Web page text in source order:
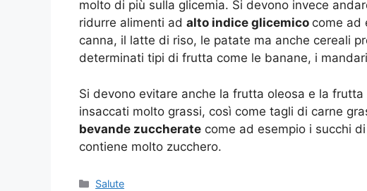
molto di più sulla glicemia. Si devono invece
ridurre alimenti ad alto indice glicemico come ad
canna, il latte di riso, le patate ma anche cereali
determinati tipi di frutta come le banane, i
Si devono evitare anche la frutta oleosa e la
insaccati molto grassi, così come tagli di carne
bevande zuccherate come ad esempio i succhi
contiene molto zucchero.
Categorie
Salute